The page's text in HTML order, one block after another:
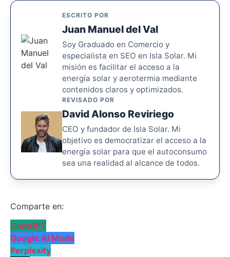
ESCRITO POR
Juan Manuel del Val
Soy Graduado en Comercio y
especialista en SEO en Isla Solar. Mi
misión es facilitar el acceso a la
energía solar y aerotermia mediante
contenidos claros y optimizados.
REVISADO POR
David Alonso Reviriego
CEO y fundador de Isla Solar. Mi
objetivo es democratizar el acceso a la
energía solar para que el autoconsumo
sea una realidad al alcance de todos.
Comparte en:
ChatGPT
Google AI Mode
Perplexity